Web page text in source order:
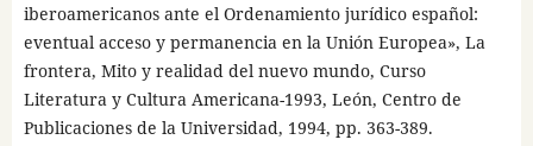
iberoamericanos ante el Ordenamiento jurídico español:
eventual acceso y permanencia en la Unión Europea», La
frontera, Mito y realidad del nuevo mundo, Curso
Literatura y Cultura Americana-1993, León, Centro de
Publicaciones de la Universidad, 1994, pp. 363-389.